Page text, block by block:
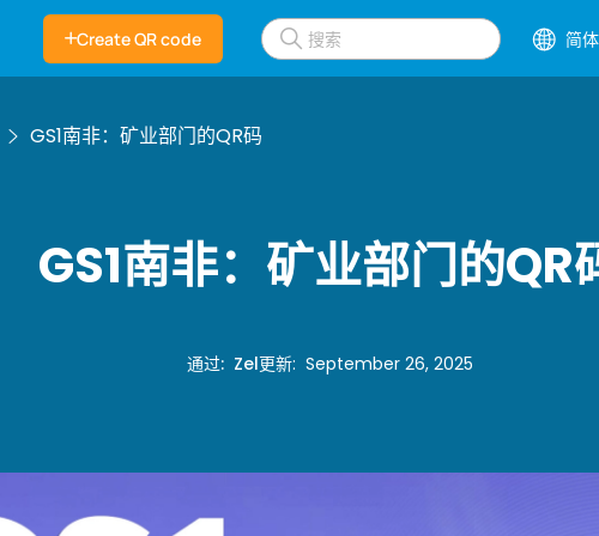
Create QR code 简
GS1南非：矿业部门的QR码
GS1南非：矿业部门的QR
通过: Zel更新:September 26, 2025